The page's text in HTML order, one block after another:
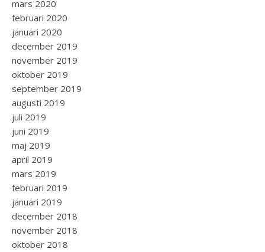
mars 2020
februari 2020
januari 2020
december 2019
november 2019
oktober 2019
september 2019
augusti 2019
juli 2019
juni 2019
maj 2019
april 2019
mars 2019
februari 2019
januari 2019
december 2018
november 2018
oktober 2018